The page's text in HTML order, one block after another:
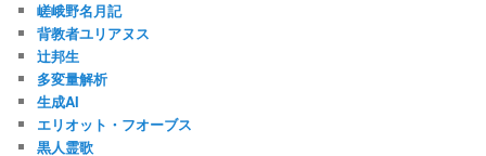
嵯峨野名月記
背教者ユリアヌス
辻邦生
多変量解析
生成AI
エリオット・フオーブス
黒人霊歌